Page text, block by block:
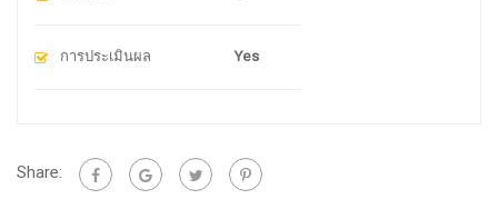
การประเมินผล Yes
Share: